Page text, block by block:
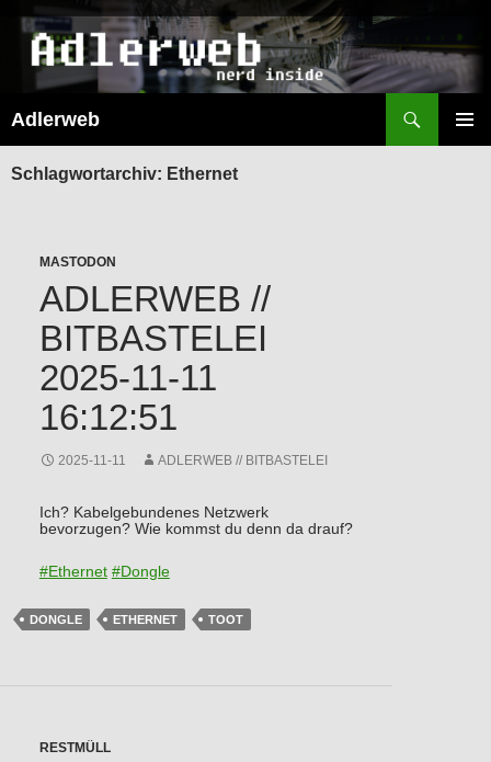
Adlerweb
SPRINGEN
Schlagwortarchiv: Ethernet
MASTODON
ADLERWEB //
BITBASTELEI
2025-11-11
16:12:51
2025-11-11 ADLERWEB // BITBASTELEI
Ich? Kabelgebundenes Netzwerk
bevorzugen? Wie kommst du denn da drauf?
#Ethernet #Dongle
DONGLE ETHERNET TOOT
RESTMÜLL